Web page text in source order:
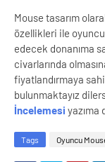
Mouse tasarım
özellikleri ile
edecek donanıma
civarlarında
fiyatlandırmaya
bulunmaktayız
İncelemesi yazıma
Tags Oyuncu